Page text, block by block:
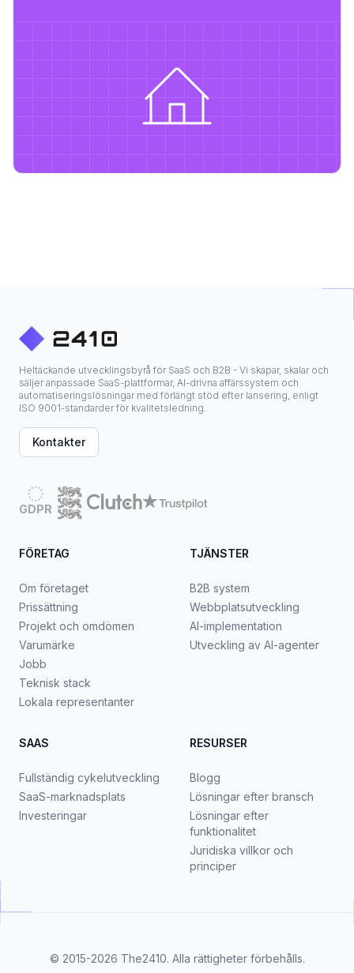
Heltäckande utvecklingsbyrå för SaaS och B2B - Vi skapar, skalar och
säljer anpassade SaaS-plattformar, AI-drivna affärssystem och
automatiseringslösningar med förlängt stöd efter lansering, enligt
ISO 9001-standarder för kvalitetsledning.
Kontakter
GDPR
FÖRETAG
Om företaget
Prissättning
Projekt och omdömen
Varumärke
Jobb
Teknisk stack
Lokala representanter
TJÄNSTER
B2B system
Webbplatsutveckling
AI-implementation
Utveckling av AI-agenter
SAAS
Fullständig cykelutveckling
SaaS-marknadsplats
Investeringar
RESURSER
Blogg
Lösningar efter bransch
Lösningar efter
funktionalitet
Juridiska villkor och
principer
© 2015-2026 The2410. Alla rättigheter förbehålls.